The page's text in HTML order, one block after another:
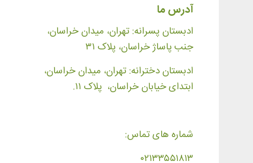
آدرس ما
ادبستان پسرانه: تهران، میدان خراسان،
جنب پاساژ خراسان، پلاک ۳۱
ادبستان دخترانه: تهران، میدان خراسان،
ابتدای خیابان خراسان، پلاک ۱۱.
شماره های تماس:
۰۲۱۳۳۵۵۱۸۱۳